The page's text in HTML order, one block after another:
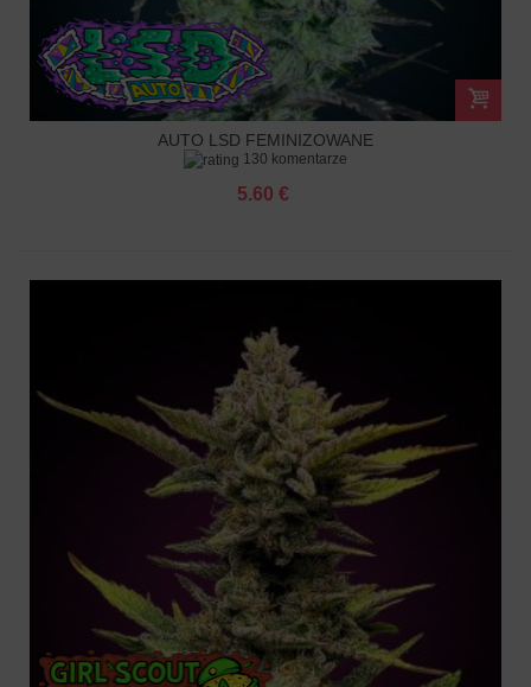
AUTO LSD FEMINIZOWANE
130 komentarze
5.60 €